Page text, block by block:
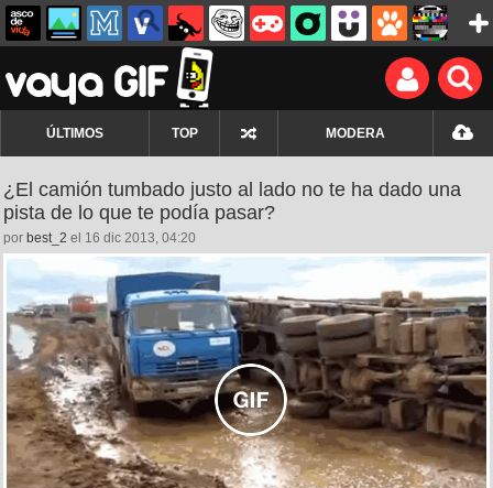
ÚLTIMOS TOP MODERA
¿El camión tumbado justo al lado no te ha dado una
pista de lo que te podía pasar?
por best_2 el 16 dic 2013, 04:20